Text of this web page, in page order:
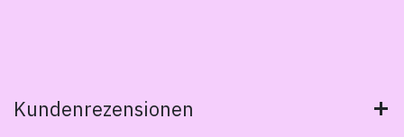
Kundenrezensionen